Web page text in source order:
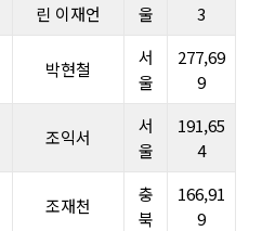
린 이재언 울 3
박현철
서
울
277,69
9
조익서
서
울
191,65
4
조재천
충
북
166,91
9